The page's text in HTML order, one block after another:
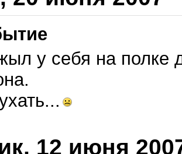
у себя на полке
12 июня